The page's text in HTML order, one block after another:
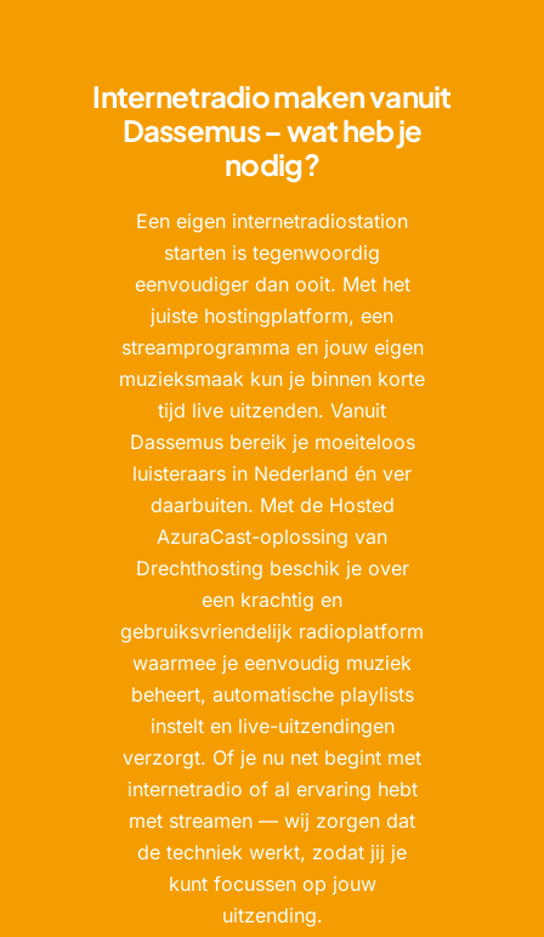
Internetradio maken vanuit
Dassemus – wat heb je
nodig?
Een eigen internetradiostation
starten is tegenwoordig
eenvoudiger dan ooit. Met het
juiste hostingplatform, een
streamprogramma en jouw eigen
muzieksmaak kun je binnen korte
tijd live uitzenden. Vanuit
Dassemus bereik je moeiteloos
luisteraars in Nederland én ver
daarbuiten. Met de Hosted
AzuraCast-oplossing van
Drechthosting beschik je over
een krachtig en
gebruiksvriendelijk radioplatform
waarmee je eenvoudig muziek
beheert, automatische playlists
instelt en live-uitzendingen
verzorgt. Of je nu net begint met
internetradio of al ervaring hebt
met streamen — wij zorgen dat
de techniek werkt, zodat jij je
kunt focussen op jouw
uitzending.